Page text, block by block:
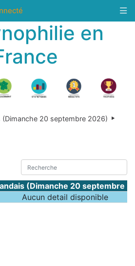
en
(Dimanche 20 septembre 2026)
(Dimanche 20 septembre
Aucun detail disponible